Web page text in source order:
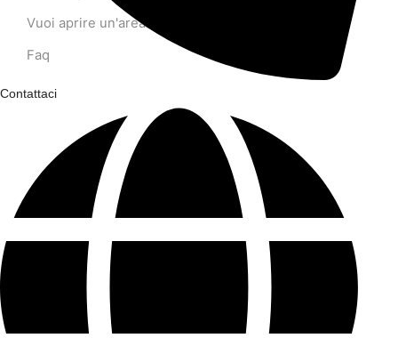
Vuoi aprire un'area baby?
Faq
LINK
Giochi Gonfiabili per Bambini
Giochi gonfiabili
Gonfiabili
Scivoli gonfiabili
Scivoli gonfiabili per bambini
Scivolo gonfiabile usato
Playground
Giochi gonfiabili usati
Contattaci